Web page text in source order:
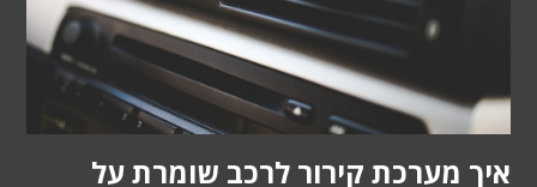
איך מערכת קירור לרכב שומרת על